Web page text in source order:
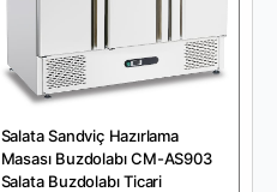
Salata Sandviç Hazırlama
Masası Buzdolabı CM-AS903
Salata Buzdolabı Ticari